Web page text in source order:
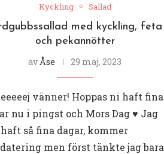
Kyckling Sallad
med kyckling, feta
och pekannötter
avÅse 29 maj, 2023
vänner! Hoppas ni haft fina
nu i pingst och Mors Dag ♥️ Jag
så fina dagar, kommer
men först tänkte jag bara